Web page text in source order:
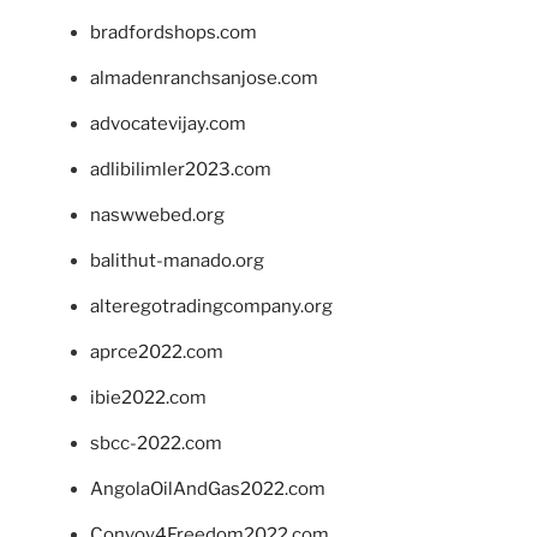
bradfordshops.com
almadenranchsanjose.com
advocatevijay.com
adlibilimler2023.com
naswwebed.org
balithut-manado.org
alteregotradingcompany.org
aprce2022.com
ibie2022.com
sbcc-2022.com
AngolaOilAndGas2022.com